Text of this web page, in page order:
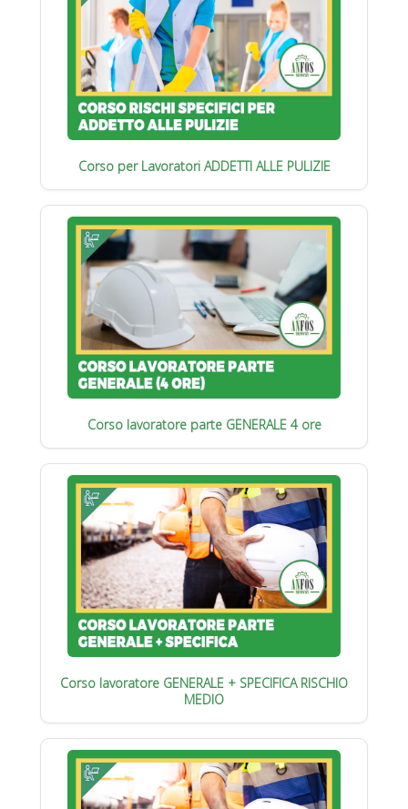
Corso per Lavoratori ADDETTI ALLE PULIZIE
Corso lavoratore parte GENERALE 4 ore
Corso lavoratore GENERALE + SPECIFICA RISCHIO
MEDIO